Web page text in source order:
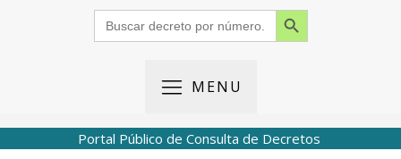
Search
for:
Search Button
MENU
Portal Público de Consulta de Decretos